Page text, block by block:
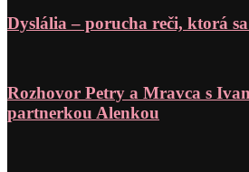
Dyslália – porucha reči, ktorá
Rozhovor Petry a Mravca s
partnerkou Alenkou